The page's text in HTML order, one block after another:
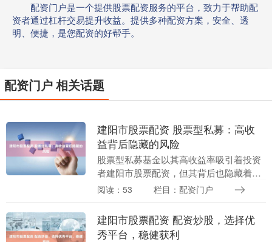
配资门户是一个提供股票配资服务的平台，致力于帮助配
资者通过杠杆交易提升收益。提供多种配资方案，安全、透
明、便捷，是您配资的好帮手。
配资门户 相关话题
建阳市股票配资 股票型私募：高收
益背后隐藏的风险
股票型私募基金以其高收益率吸引着投资
者建阳市股票配资，但其背后也隐藏着不
容忽视的风险。 1. **了解基础知识：**学
本概念....
阅读：53 栏目：配资门户
建阳市股票配资 配资炒股，选择优
秀平台，稳健获利